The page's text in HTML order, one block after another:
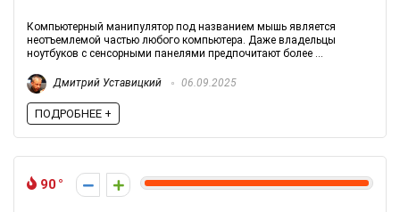
Компьютерный манипулятор под названием мышь является
неотъемлемой частью любого компьютера. Даже владельцы
ноутбуков с сенсорными панелями предпочитают более ...
Дмитрий Уставицкий 06.09.2025
ПОДРОБНЕЕ +
90